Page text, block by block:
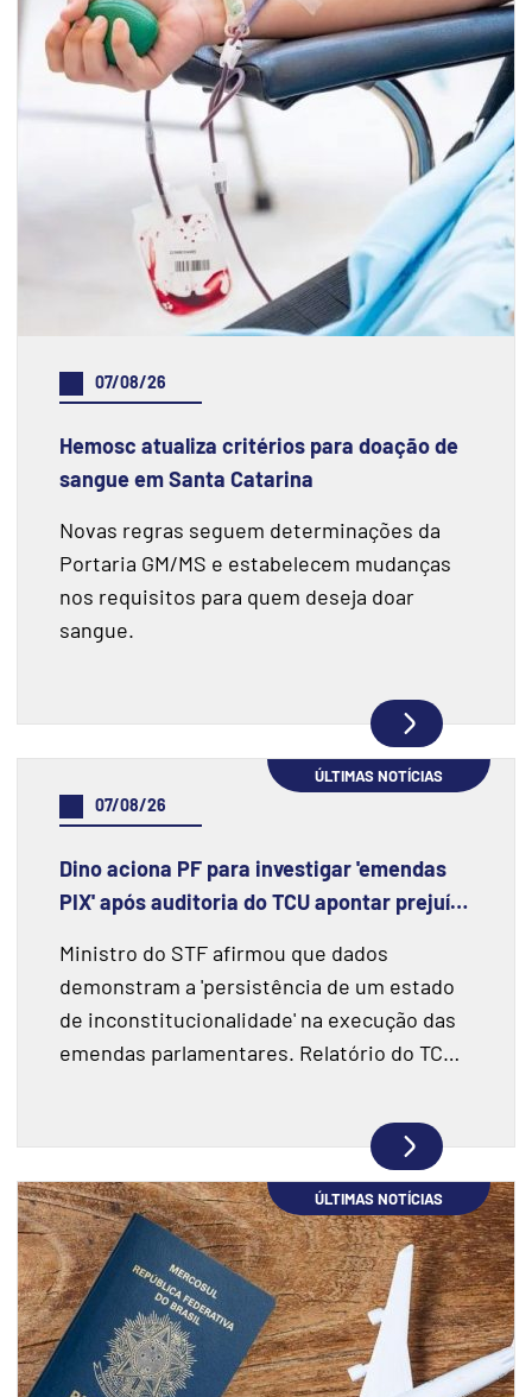
07/08/26
Hemosc atualiza critérios para doação de
sangue em Santa Catarina
Novas regras seguem determinações da
Portaria GM/MS e estabelecem mudanças
nos requisitos para quem deseja doar
sangue.
ÚLTIMAS NOTÍCIAS
07/08/26
Dino aciona PF para investigar 'emendas
PIX' após auditoria do TCU apontar prejuízo
Ministro do STF afirmou que dados
demonstram a 'persistência de um estado
de inconstitucionalidade' na execução das
emendas parlamentares. Relatório do TCU
ÚLTIMAS NOTÍCIAS